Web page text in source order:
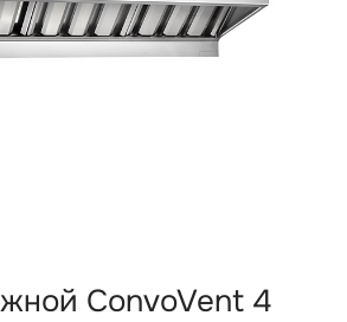
ConvoVent 4